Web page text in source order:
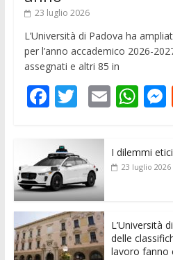
23 luglio 2026
L’Università di Padova ha
per l’anno accademico 2026-
assegnati e altri 85 in
F
e
b
o
o
k
T
itt
er
E
ai
l
W
s
p
I dilemmi
23 luglio 2026
L’Università
delle
lavoro fanno